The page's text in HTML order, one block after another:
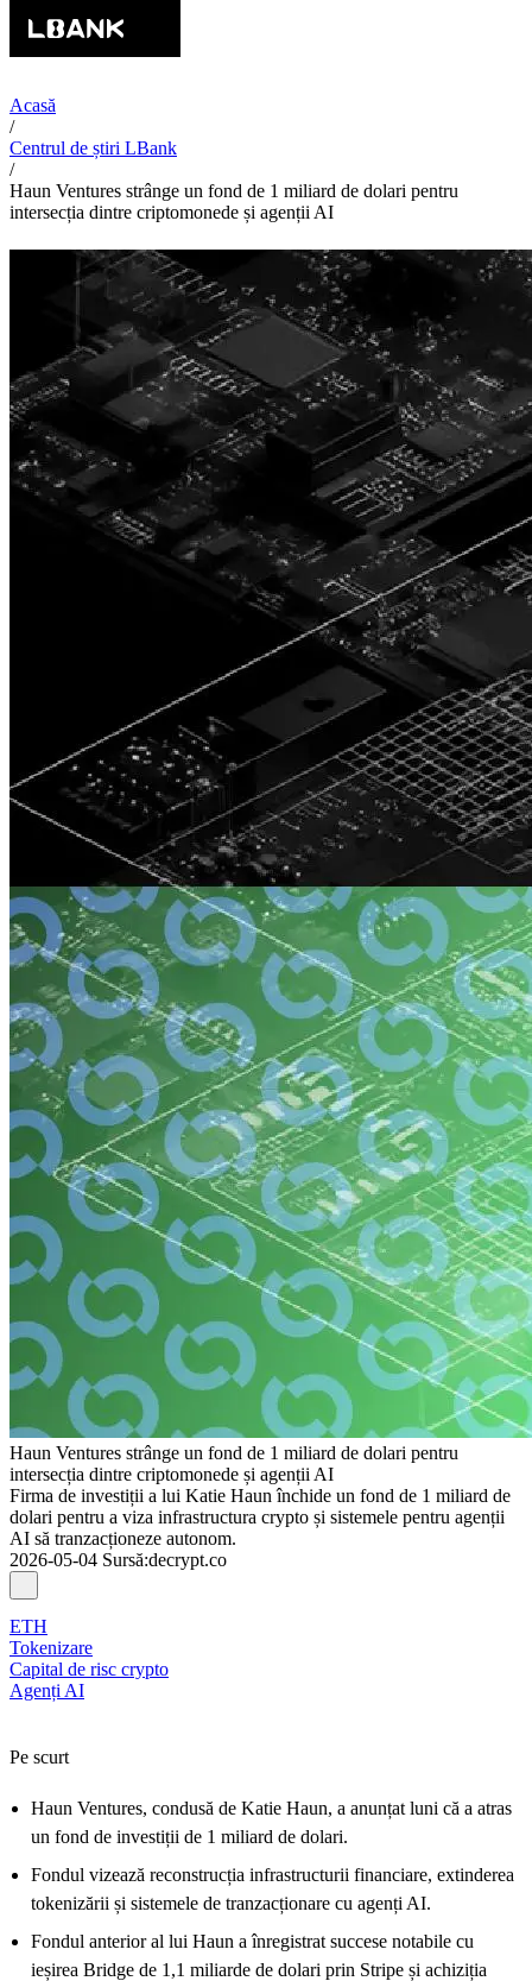
Acasă
/
Centrul de știri LBank
/
Haun Ventures strânge un fond de 1 miliard de dolari pentru
intersecția dintre criptomonede și agenții AI
Haun Ventures strânge un fond de 1 miliard de dolari pentru
intersecția dintre criptomonede și agenții AI
Firma de investiții a lui Katie Haun închide un fond de 1 miliard de
dolari pentru a viza infrastructura crypto și sistemele pentru agenții
AI să tranzacționeze autonom.
2026-05-04 Sursă:decrypt.co
ETH
Tokenizare
Capital de risc crypto
Agenți AI
Pe scurt
Haun Ventures, condusă de Katie Haun, a anunțat luni că a atras
un fond de investiții de 1 miliard de dolari.
Fondul vizează reconstrucția infrastructurii financiare, extinderea
tokenizării și sistemele de tranzacționare cu agenți AI.
Fondul anterior al lui Haun a înregistrat succese notabile cu
ieșirea Bridge de 1,1 miliarde de dolari prin Stripe și achiziția